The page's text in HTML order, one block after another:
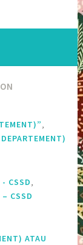
,
CSSD,
CSSD
ATAU